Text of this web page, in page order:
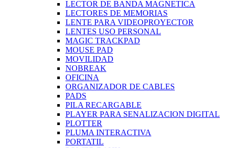
LECTOR DE BANDA MAGNETICA
LECTORES DE MEMORIAS
LENTE PARA VIDEOPROYECTOR
LENTES USO PERSONAL
MAGIC TRACKPAD
MOUSE PAD
MOVILIDAD
NOBREAK
OFICINA
ORGANIZADOR DE CABLES
PADS
PILA RECARGABLE
PLAYER PARA SENALIZACION DIGITAL
PLOTTER
PLUMA INTERACTIVA
PORTATIL